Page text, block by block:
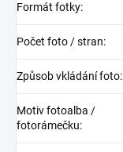
Formát fotky:
Počet foto / stran:
Způsob vkládání foto:
Motiv fotoalba /
fotorámečku: